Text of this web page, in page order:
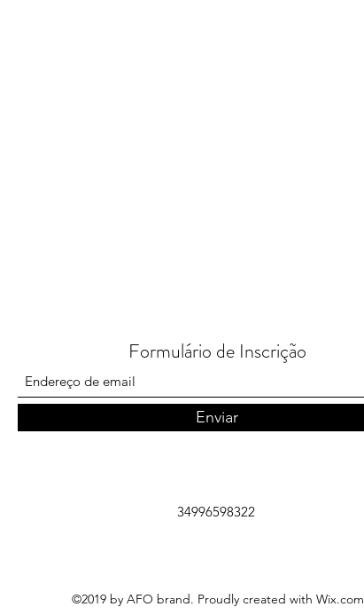
Formulário de Inscrição
Enviar
34996598322
©2019 by AFO brand. Proudly created with Wix.com